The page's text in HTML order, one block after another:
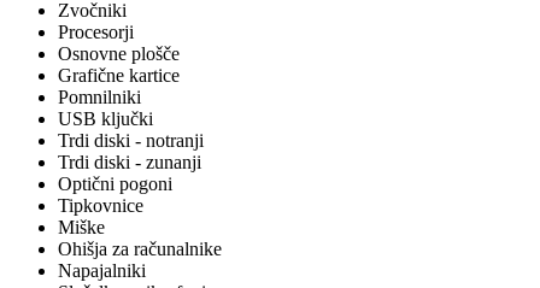
Zvočniki
Procesorji
Osnovne plošče
Grafične kartice
Pomnilniki
USB ključki
Trdi diski - notranji
Trdi diski - zunanji
Optični pogoni
Tipkovnice
Miške
Ohišja za računalnike
Napajalniki